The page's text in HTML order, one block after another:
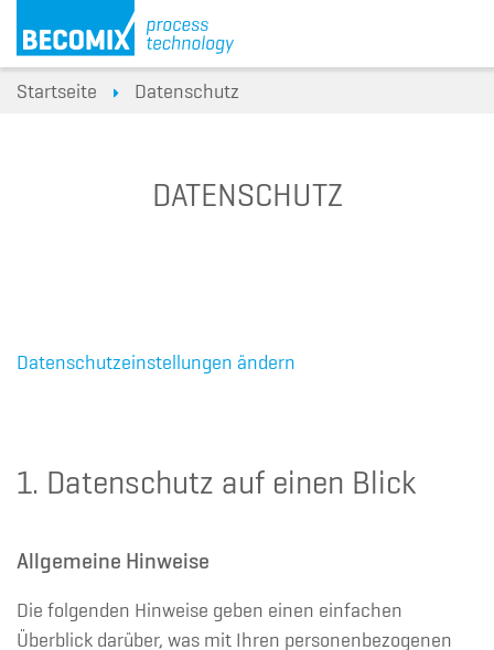
Startseite Datenschutz
DATENSCHUTZ
Datenschutzeinstellungen ändern
1. Datenschutz auf einen Blick
Allgemeine Hinweise
Die folgenden Hinweise geben einen einfachen
Überblick darüber, was mit Ihren personenbezogenen